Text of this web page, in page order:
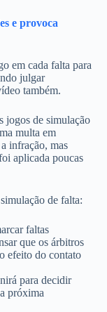
e provoca
em cada falta para
julgar
também.
jogos de simulação
multa em
infração, mas
aplicada poucas
de falta:
faltas
que os árbitros
efeito do contato
para decidir
próxima